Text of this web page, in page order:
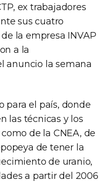
ex trabajadores
sus cuatro
la empresa INVAP
a la
anuncio la semana
para el país, donde
las técnicas y los
de la CNEA, de
de tener la
de uranio,
a partir del 2006